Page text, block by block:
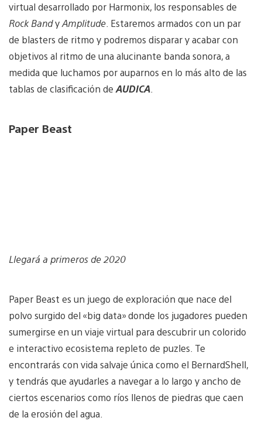
virtual desarrollado por Harmonix, los responsables de
Rock BandyAmplitude . Estaremos armados con un par
de blasters de ritmo y podremos disparar y acabar con
objetivos al ritmo de una alucinante banda sonora, a
medida que luchamos por auparnos en lo más alto de las
tablas de clasificación de AUDICA
Paper Beast
Llegará a primeros de 2020
Paper Beast es un juego de exploración que nace del
polvo surgido del «big data» donde los jugadores pueden
sumergirse en un viaje virtual para descubrir un colorido
e interactivo ecosistema repleto de puzles. Te
encontrarás con vida salvaje única como el BernardShell,
y tendrás que ayudarles a navegar a lo largo y ancho de
ciertos escenarios como ríos llenos de piedras que caen
de la erosión del agua.